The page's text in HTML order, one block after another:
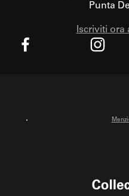
Punta
Iscriviti ora